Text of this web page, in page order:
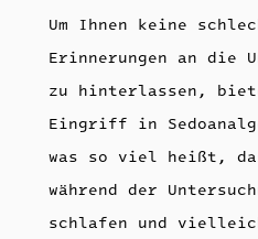
Um Ihnen keine
Erinnerungen an die
zu hinterlassen,
Eingriff in
was so viel heißt,
während der
schlafen und